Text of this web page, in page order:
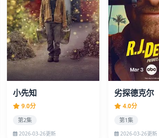
小先知
9.0分
第2集
2026-03-26更新
劣探德克尔
4.0分
第1集
2026-03-26更新